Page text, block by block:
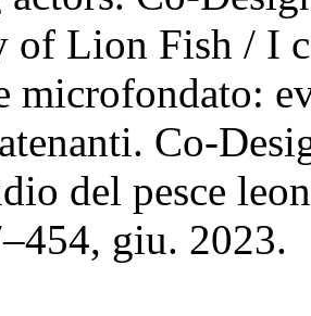
of Lion Fish / I
microfondato:
Co-
del pesce
giu. 2023.